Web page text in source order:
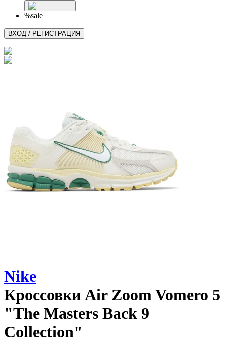
%sale
ВХОД / РЕГИСТРАЦИЯ
Nike
Кроссовки Air Zoom Vomero 5
"The Masters Back 9
Collection"